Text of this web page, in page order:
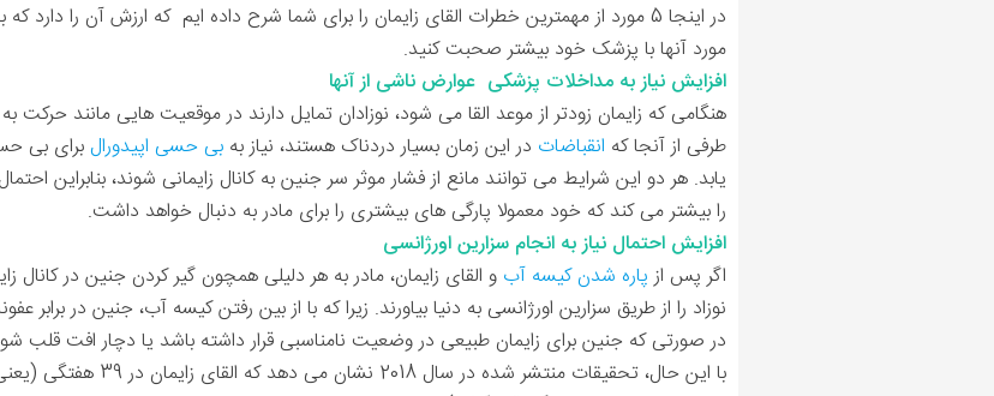
در اینجا 5 مورد از مهمترین خطرات القای زایمان را برای شما شرح داده ایم که ارزش آن را
مورد آنها با پزشک خود بیشتر صحبت کنید.
افزایش نیاز به مداخلات پزشکی عوارض ناشی از آنها
هنگامی که زایمان زودتر از موعد القا می شود، نوزادان تمایل دارند در موقعیت هایی مانند حرکت
طرفی از آنجا که انقباضات در این زمان بسیار دردناک هستند، نیاز به بی حسی اپیدورال برای بی
یابد. هر دو این شرایط می توانند مانع از فشار موثر سر جنین به کانال زایمانی شوند، بنابراین
را بیشتر می کند که خود معمولا پارگی های بیشتری را برای مادر به دنبال خواهد داشت.
افزایش احتمال نیاز به انجام سزارین اورژانسی
اگر پس ازپاره شدن کیسه آب و القای زایمان، مادر به هر دلیلی همچون گیر کردن جنین در کانال
نوزاد را از طریق سزارین اورژانسی به دنیا بیاورند. زیرا که با از بین رفتن کیسه آب، جنین در
در صورتی که جنین برای زایمان طبیعی در وضعیت نامناسبی قرار داشته باشد یا دچار افت قلب
با این حال، تحقیقات منتشر شده در سال 2018 نشان می دهد که القای زایمان در 39 هفتگی (یعنی زمانی که جنین برای تولد آماده است و در